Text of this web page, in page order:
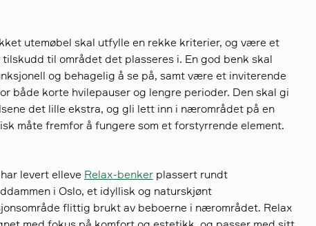
utemøbel skal utfylle en rekke kriterier, og være et
til området det plasseres i. En god benk skal
og behagelig å se på, samt være et inviterende
både korte hvilepauser og lengre perioder. Den skal gi
det lille ekstra, og gli lett inn i nærområdet på en
måte fremfor å fungere som et forstyrrende element.
levert elleve Relax-benker plassert rundt
i Oslo, et idyllisk og naturskjønt
flittig brukt av beboerne i nærområdet. Relax